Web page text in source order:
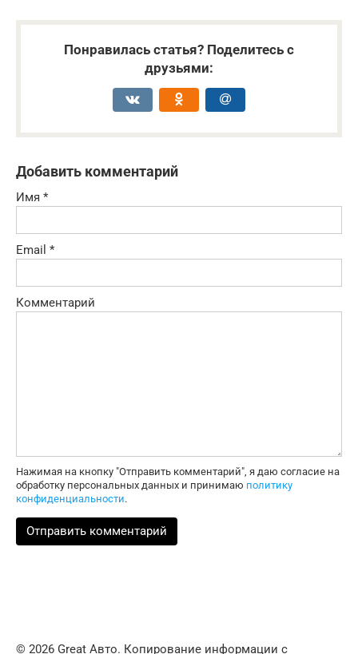
Понравилась статья? Поделитесь с
друзьями:
Добавить комментарий
Имя *
Email *
Комментарий
Нажимая на кнопку "Отправить комментарий", я даю согласие на
обработку персональных данных и принимаю политику
конфиденциальности.
© 2026 Great Авто. Копирование информации с